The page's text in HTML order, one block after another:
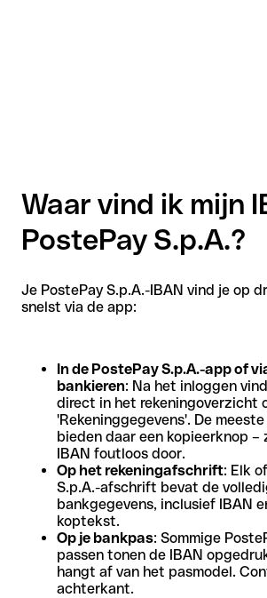
Waar vind ik mijn
PostePay S.p.A.?
Je PostePay S.p.A.-IBAN vind je op
snelst via de app:
In de PostePay S.p.A.-app of
bankieren: Na het inloggen
direct in het rekeningoverzicht
'Rekeninggegevens'. De
bieden daar een kopieerknop –
IBAN foutloos door.
Op het rekeningafschrift: Elk
S.p.A.-afschrift bevat de
bankgegevens, inclusief IBAN
koptekst.
Op je bankpas: Sommige
passen tonen de IBAN
hangt af van het pasmodel.
achterkant.